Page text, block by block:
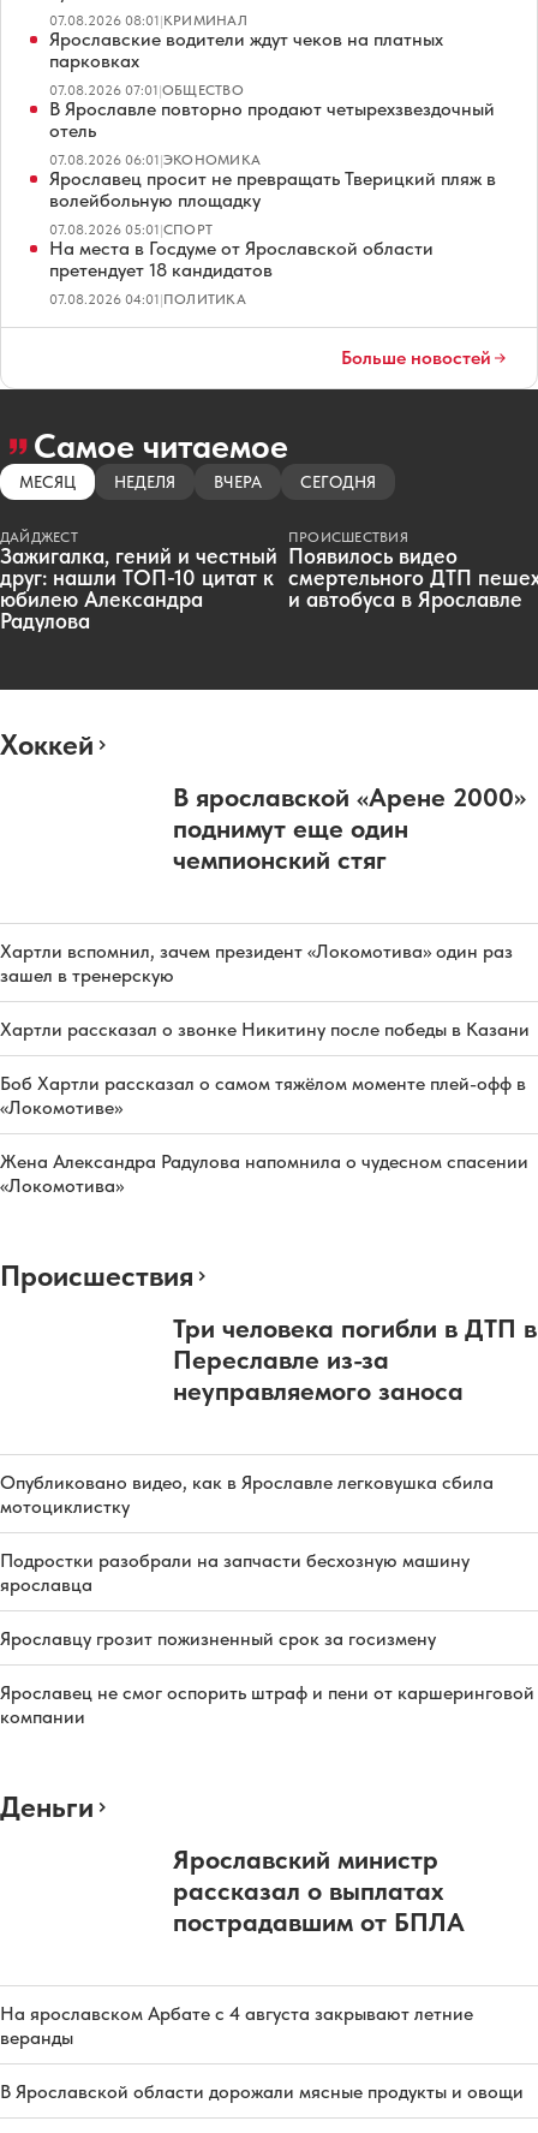
07.08.2026 08:01|КРИМИНАЛ
Ярославские водители ждут чеков на платных
парковках
07.08.2026 07:01|ОБЩЕСТВО
В Ярославле повторно продают четырехзвездочный
отель
07.08.2026 06:01|ЭКОНОМИКА
Ярославец просит не превращать Тверицкий пляж в
волейбольную площадку
07.08.2026 05:01|СПОРТ
На места в Госдуме от Ярославской области
претендует 18 кандидатов
07.08.2026 04:01|ПОЛИТИКА
Больше новостей
Самое читаемое
МЕСЯЦ НЕДЕЛЯ ВЧЕРА СЕГОДНЯ
ДАЙДЖЕСТ
Зажигалка, гений и честный
друг: нашли ТОП-10 цитат к
юбилею Александра
Радулова
ПРОИСШЕСТВИЯ
Появилось видео
смертельного ДТП
и автобуса в Ярославле
Хоккей
В ярославской «Арене 2000»
поднимут еще один
чемпионский стяг
Хартли вспомнил, зачем президент «Локомотива» один раз
зашел в тренерскую
Хартли рассказал о звонке Никитину после победы в Казани
Боб Хартли рассказал о самом тяжёлом моменте плей-офф в
«Локомотиве»
Жена Александра Радулова напомнила о чудесном спасении
«Локомотива»
Происшествия
Три человека погибли в ДТП в
Переславле из-за
неуправляемого заноса
Опубликовано видео, как в Ярославле легковушка сбила
мотоциклистку
Подростки разобрали на запчасти бесхозную машину
ярославца
Ярославцу грозит пожизненный срок за госизмену
Ярославец не смог оспорить штраф и пени от каршеринговой
компании
Деньги
Ярославский министр
рассказал о выплатах
пострадавшим от БПЛА
На ярославском Арбате с 4 августа закрывают летние
веранды
В Ярославской области дорожали мясные продукты и овощи